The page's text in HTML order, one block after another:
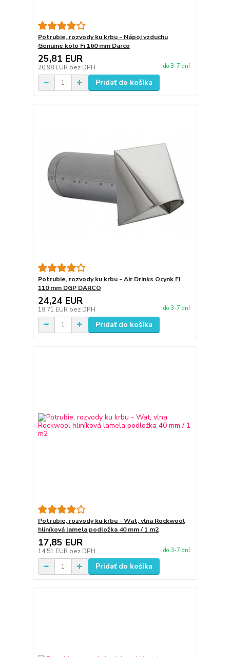
Potrubie, rozvody ku krbu - Nápoj vzduchu
Genuine kolo Fi 160 mm Darco
25,81 EUR
20,98 EUR bez DPH do 3-7 dní
Pridať do košíka
Potrubie, rozvody ku krbu - Air Drinks Ocynk Fi
110 mm DGP DARCO
24,24 EUR
19,71 EUR bez DPH do 3-7 dní
Pridať do košíka
Potrubie, rozvody ku krbu - Wat, vlna Rockwool
hliníková lamela podložka 40 mm / 1 m2
17,85 EUR
14,51 EUR bez DPH do 3-7 dní
Pridať do košíka